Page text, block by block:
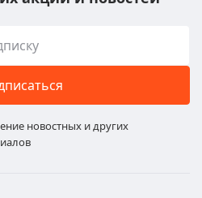
новостных и других